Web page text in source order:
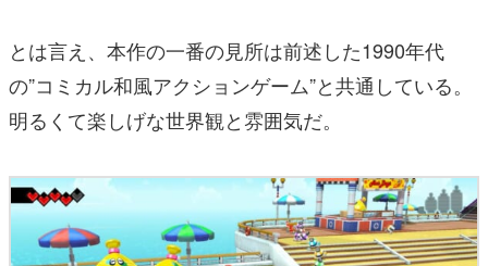
とは言え、本作の一番の見所は前述した1990年代
の”コミカル和風アクションゲーム”と共通している。
明るくて楽しげな世界観と雰囲気だ。